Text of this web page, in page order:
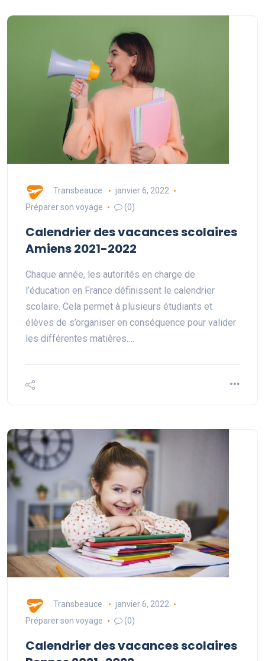
Transbeauce
janvier 6, 2022
Préparer son voyage
(0)
Calendrier des vacances scolaires
Amiens 2021-2022
Chaque année, les autorités en charge de
l’éducation en France définissent le calendrier
scolaire. Cela permet à plusieurs étudiants et
élèves de s’organiser en conséquence pour valider
les différentes matières.…
Transbeauce
janvier 6, 2022
Préparer son voyage
(0)
Calendrier des vacances scolaires